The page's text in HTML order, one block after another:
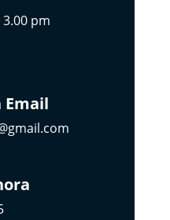
pm
Email